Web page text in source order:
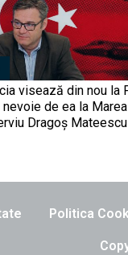
visează din nou la
nevoie de ea la
Dragoș Mateescu
Politica